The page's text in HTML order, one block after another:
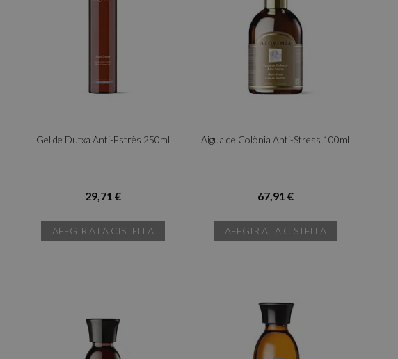
Gel de Dutxa Anti-Estrès 250ml
29,71 €
AFEGIR A LA CISTELLA
Aigua de Colònia Anti-Stress 100ml
67,91 €
AFEGIR A LA CISTELLA